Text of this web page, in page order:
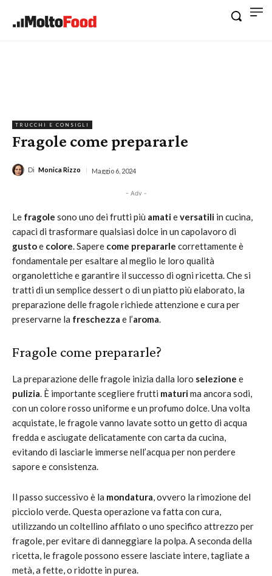
TRUCCHI E CONSIGLI
Fragole come prepararle
Di Monica Rizzo Maggio 6, 2024
- Adv -
Le fragole sono uno dei frutti più amatieversatili in cucina,
capaci di trasformare qualsiasi dolce in un capolavoro di
gustoe colore. Sapere come prepararle correttamente è
fondamentale per esaltare al meglio le loro qualità
organolettiche e garantire il successo di ogni ricetta. Che si
tratti di un semplice dessert o di un piatto più elaborato, la
preparazione delle fragole richiede attenzione e cura per
preservarne la freschezza e l’aroma.
Fragole come prepararle?
La preparazione delle fragole inizia dalla loro selezione e
pulizia. È importante scegliere frutti maturima ancora sodi,
con un colore rosso uniforme e un profumo dolce. Una volta
acquistate, le fragole vanno lavate sotto un getto di acqua
fredda e asciugate delicatamente con carta da cucina,
evitando di lasciarle immerse nell’acqua per non perdere
sapore e consistenza.
Il passo successivo è la mondatura, ovvero la rimozione del
picciolo verde. Questa operazione va fatta con cura,
utilizzando un coltellino affilato o uno specifico attrezzo per
fragole, per evitare di danneggiare la polpa. A seconda della
ricetta, le fragole possono essere lasciate intere, tagliate a
metà, a fette, o ridotte in purea.